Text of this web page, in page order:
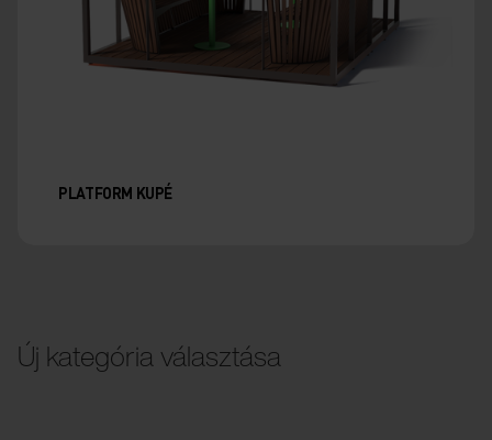
PLATFORM KUPÉ
Új kategória választása